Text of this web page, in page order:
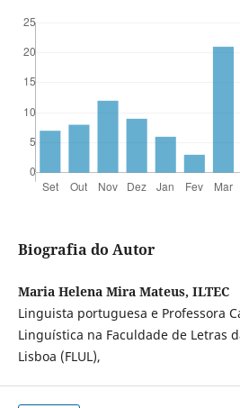
Biografia do Autor
Maria Helena Mira Mateus, ILTEC
Linguista portuguesa e Professora
Linguística na Faculdade de Letras
Lisboa (FLUL),